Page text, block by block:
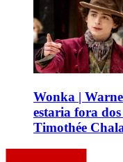
Wonka |
estaria fora
Timothée